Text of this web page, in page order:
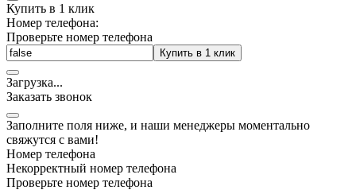
Купить в 1 клик
Номер телефона:
Проверьте номер телефона
Купить в 1 клик
Загрузка...
Заказать звонок
Заполните поля ниже, и наши менеджеры моментально
свяжутся с вами!
Номер телефона
Некорректный номер телефона
Проверьте номер телефона